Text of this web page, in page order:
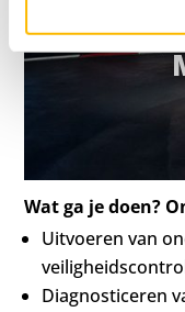
Wat ga je doen?
Uitvoeren van
Diagnosticeren